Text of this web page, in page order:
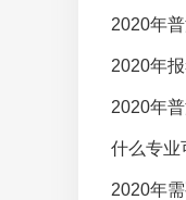
2020年
2020年
2020年
什么专业
2020年